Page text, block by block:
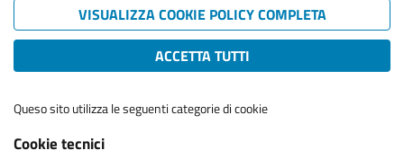
VISUALIZZA COOKIE POLICY COMPLETA
ACCETTA TUTTI
Queso sito utilizza le seguenti categorie di cookie
Cookie tecnici